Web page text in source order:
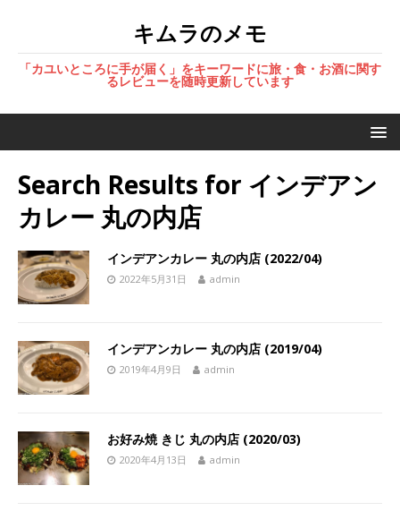
キムラのメモ
「カユいところに手が届く」をキーワードに旅・食・お酒に関す
るレビューを随時更新しています
Search Results for インデアン
カレー 丸の内店
インデアンカレー 丸の内店 (2022/04)
2022年5月31日 admin
インデアンカレー 丸の内店 (2019/04)
2019年4月9日 admin
お好み焼 きじ 丸の内店 (2020/03)
2020年4月13日 admin